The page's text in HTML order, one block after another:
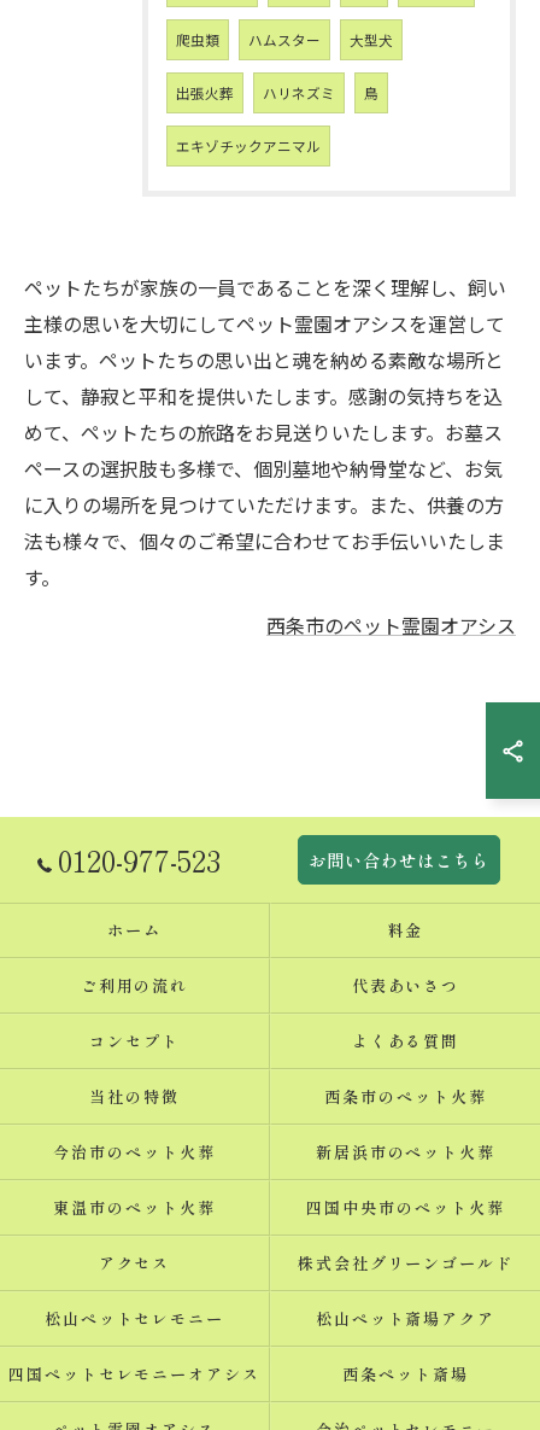
爬虫類 ハムスター 大型犬
出張火葬 ハリネズミ 鳥
エキゾチックアニマル
ペットたちが家族の一員であることを深く理解し、飼い
主様の思いを大切にしてペット霊園オアシスを運営して
います。ペットたちの思い出と魂を納める素敵な場所と
して、静寂と平和を提供いたします。感謝の気持ちを込
めて、ペットたちの旅路をお見送りいたします。お墓ス
ペースの選択肢も多様で、個別墓地や納骨堂など、お気
に入りの場所を見つけていただけます。また、供養の方
法も様々で、個々のご希望に合わせてお手伝いいたしま
す。
西条市のペット霊園オアシス
0120-977-523 お問い合わせはこちら
ホーム 料金
ご利用の流れ 代表あいさつ
コンセプト よくある質問
当社の特徴 西条市のペット火葬
今治市のペット火葬 新居浜市のペット火葬
東温市のペット火葬 四国中央市のペット火葬
アクセス 株式会社グリーンゴールド
松山ペットセレモニー 松山ペット斎場アクア
四国ペットセレモニーオアシス 西条ペット斎場